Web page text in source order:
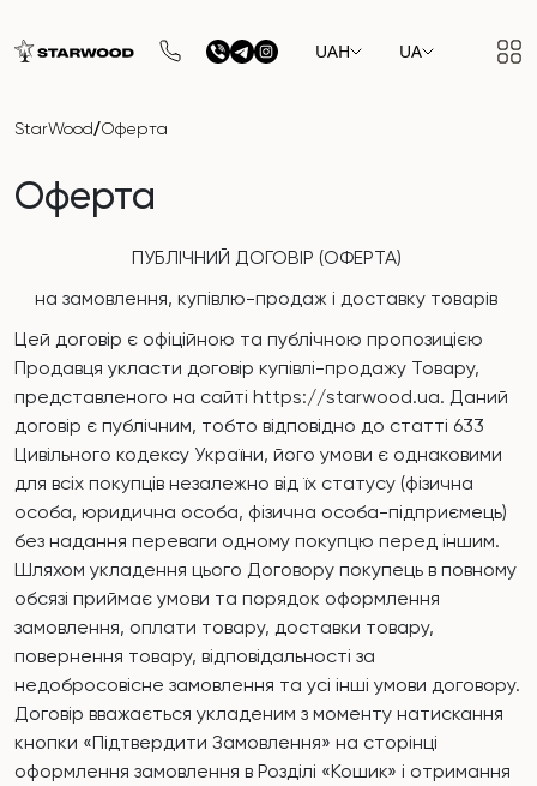
UAH UA
StarWood/Оферта
Оферта
ПУБЛІЧНИЙ ДОГОВІР (ОФЕРТА)
на замовлення, купівлю-продаж і доставку товарів
Цей договір є офіційною та публічною пропозицією
Продавця укласти договір купівлі-продажу Товару,
представленого на сайті https://starwood.ua. Даний
договір є публічним, тобто відповідно до статті 633
Цивільного кодексу України, його умови є однаковими
для всіх покупців незалежно від їх статусу (фізична
особа, юридична особа, фізична особа-підприємець)
без надання переваги одному покупцю перед іншим.
Шляхом укладення цього Договору покупець в повному
обсязі приймає умови та порядок оформлення
замовлення, оплати товару, доставки товару,
повернення товару, відповідальності за
недобросовісне замовлення та усі інші умови договору.
Договір вважається укладеним з моменту натискання
кнопки «Підтвердити Замовлення» на сторінці
оформлення замовлення в Розділі «Кошик» і отримання